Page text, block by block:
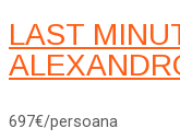
LAST
697€/persoana